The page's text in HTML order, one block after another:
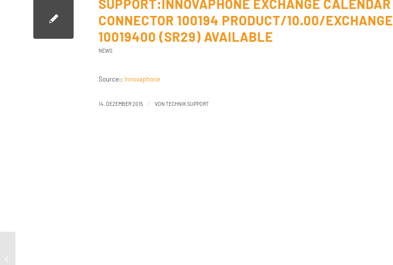
SUPPORT:INNOVAPHONE EXCHANGE CALENDAR
CONNECTOR 100194 PRODUCT/10.00/EXCHANGE
10019400 (SR29) AVAILABLE
NEWS
Source:: Innovaphone
14. DEZEMBER 2015 / VON TECHNIK SUPPORT